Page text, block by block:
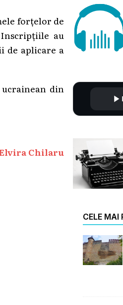
forțelor de
au
de aplicare a
din
Chilaru
CELE MAI